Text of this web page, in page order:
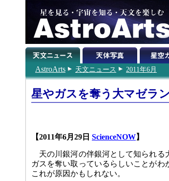
AstroArts 天文ニュース 2011年6月
星やガスを奪う大マゼラ
【2011年6月29日 ScienceNOW】
天の川銀河の伴銀河として知られ
ガスを奪い取っているらしいことがわ
これが原因かもしれない。